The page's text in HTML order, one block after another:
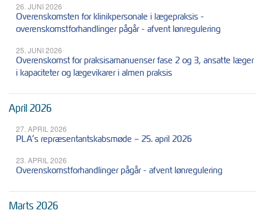
26. JUNI 2026
Overenskomsten for klinikpersonale i lægepraksis -
overenskomstforhandlinger pågår - afvent lønregulering
25. JUNI 2026
Overenskomst for praksisamanuenser fase 2 og 3, ansatte læger
i kapaciteter og lægevikarer i almen praksis
April 2026
27. APRIL 2026
PLA’s repræsentantskabsmøde – 25. april 2026
23. APRIL 2026
Overenskomstforhandlinger pågår - afvent lønregulering
Marts 2026